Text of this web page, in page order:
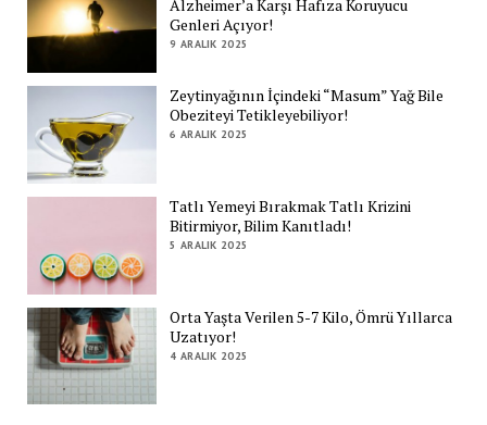
Alzheimer’a Karşı Hafıza Koruyucu
Genleri Açıyor!
9 ARALIK 2025
Zeytinyağının İçindeki “Masum” Yağ Bile
Obeziteyi Tetikleyebiliyor!
6 ARALIK 2025
Tatlı Yemeyi Bırakmak Tatlı Krizini
Bitirmiyor, Bilim Kanıtladı!
5 ARALIK 2025
Orta Yaşta Verilen 5-7 Kilo, Ömrü Yıllarca
Uzatıyor!
4 ARALIK 2025